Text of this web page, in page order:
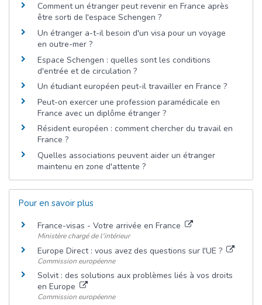
Comment un étranger peut revenir en France après
être sorti de l'espace Schengen ?
Un étranger a-t-il besoin d'un visa pour un voyage
en outre-mer ?
Espace Schengen : quelles sont les conditions
d'entrée et de circulation ?
Un étudiant européen peut-il travailler en France ?
Peut-on exercer une profession paramédicale en
France avec un diplôme étranger ?
Résident européen : comment chercher du travail en
France ?
Quelles associations peuvent aider un étranger
maintenu en zone d'attente ?
Pour en savoir plus
France-visas - Votre arrivée en France
Ministère chargé de l'intérieur
Europe Direct : vous avez des questions sur l'UE ?
Commission européenne
Solvit : des solutions aux problèmes liés à vos droits
en Europe
Commission européenne